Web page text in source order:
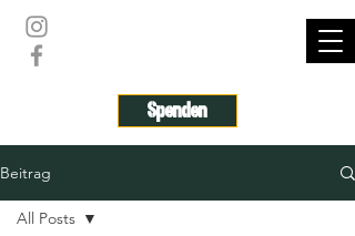
Spenden
Beitrag
All Posts